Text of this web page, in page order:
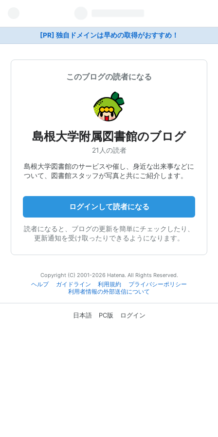
[PR] 独自ドメインは早めの取得がおすすめ！
このブログの読者になる
島根大学附属図書館のブログ
21人の読者
島根大学図書館のサービスや催し、身近な出来事などに
ついて、図書館スタッフが写真と共にご紹介します。
ログインして読者になる
読者になると、ブログの更新を簡単にチェックしたり、
更新通知を受け取ったりできるようになります。
Copyright (C) 2001-2026 Hatena. All Rights Reserved.
ヘルプ
ガイドライン 利用規約
プライバシーポリシー
利用者情報の外部送信について
日本語 PC版 ログイン